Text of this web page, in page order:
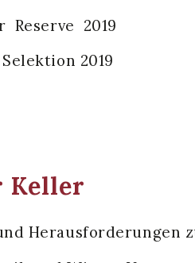
Reserve 2019
2019
Keller
Herausforderungen